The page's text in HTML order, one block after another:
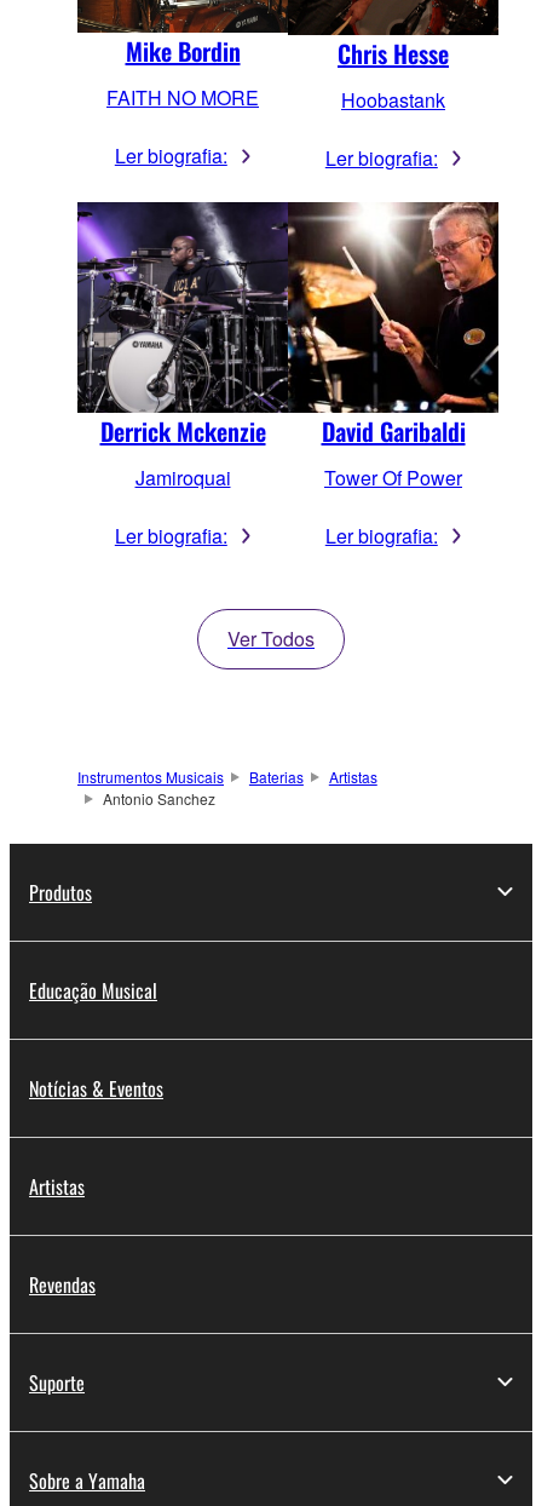
Mike Bordin
FAITH NO MORE
Ler biografia:
Chris Hesse
Hoobastank
Ler biografia:
Derrick Mckenzie
Jamiroquai
Ler biografia:
David Garibaldi
Tower Of Power
Ler biografia:
Ver Todos
Instrumentos Musicais Baterias
Artistas
Antonio Sanchez
Produtos
Educação Musical
Notícias & Eventos
Artistas
Revendas
Suporte
Sobre a Yamaha